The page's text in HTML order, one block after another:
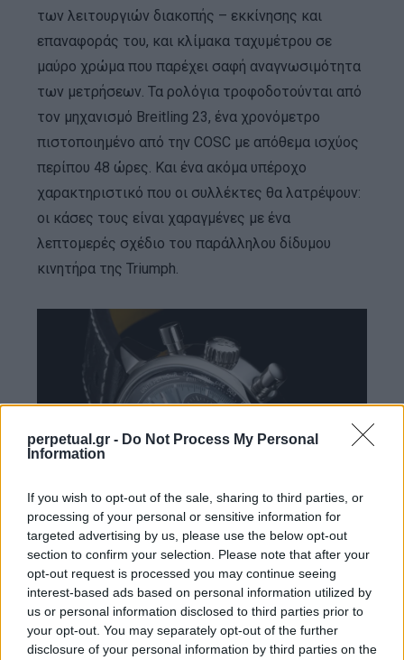
perpetual.gr - Do Not Process My Personal
Information
If you wish to opt-out of the sale, sharing to third parties, or
processing of your personal or sensitive information for
targeted advertising by us, please use the below opt-out
section to confirm your selection. Please note that after your
opt-out request is processed you may continue seeing
interest-based ads based on personal information utilized by
us or personal information disclosed to third parties prior to
your opt-out. You may separately opt-out of the further
disclosure of your personal information by third parties on the
των λειτουργιών διακοπής – εκκίνησης και
επαναφοράς του, και κλίμακα ταχυμέτρου σε
μαύρο χρώμα που παρέχει σαφή αναγνωσιμότητα
των μετρήσεων. Τα ρολόγια τροφοδοτούνται από
τον μηχανισμό Breitling 23, ένα χρονόμετρο
πιστοποιημένο από την COSC με απόθεμα ισχύος
περίπου 48 ώρες. Και ένα ακόμα υπέροχο
χαρακτηριστικό που οι συλλέκτες θα λατρέψουν:
οι κάσες τους είναι χαραγμένες με ένα
λεπτομερές σχέδιο του παράλληλου δίδυμου
κινητήρα της Triumph.
Ο Διευθύνων Σύμβουλος της Triumph, Nick Bloor,
δήλωσε: “Αυτή η συνεργασία γεννήθηκε από μια
κοινή φιλοσοφία τολμηρού και πρωτότυπου